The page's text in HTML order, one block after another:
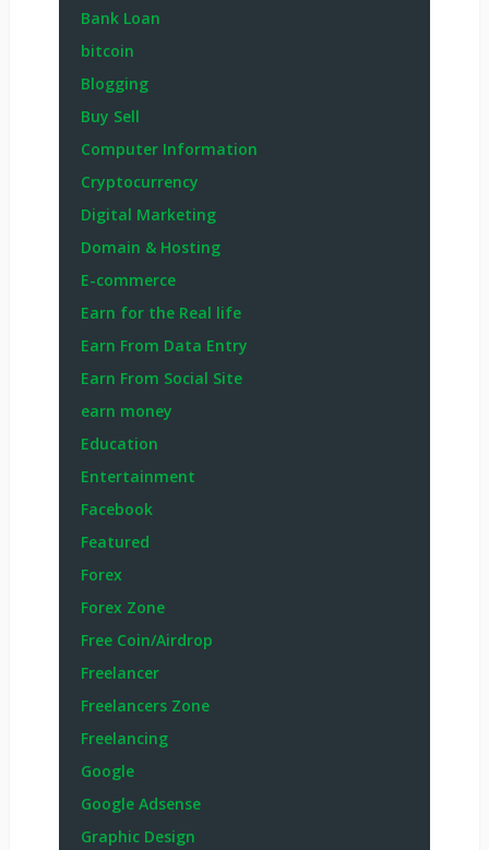
Bank Loan
bitcoin
Blogging
Buy Sell
Computer Information
Cryptocurrency
Digital Marketing
Domain & Hosting
E-commerce
Earn for the Real life
Earn From Data Entry
Earn From Social Site
earn money
Education
Entertainment
Facebook
Featured
Forex
Forex Zone
Free Coin/Airdrop
Freelancer
Freelancers Zone
Freelancing
Google
Google Adsense
Graphic Design